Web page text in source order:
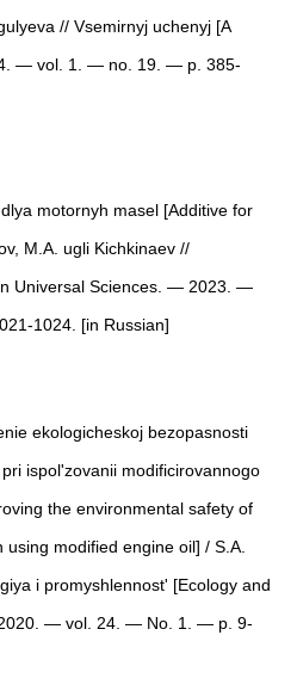
// Vsemirnyj uchenyj [A
— vol. 1. — no. 19. — p. 385-
motornyh masel [Additive for
M.A. ugli Kichkinaev //
Universal Sciences. — 2023. —
1024. [in Russian]
ekologicheskoj bezopasnosti
ispol'zovanii modificirovannogo
the environmental safety of
modified engine oil] / S.A.
i promyshlennost' [Ecology and
— vol. 24. — No. 1. — p. 9-